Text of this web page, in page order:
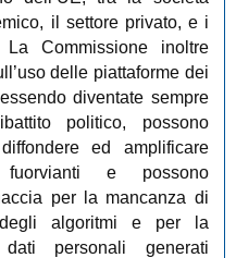
il settore privato, e i
La Commissione inoltre
delle piattaforme dei
diventate sempre
politico, possono
ed amplificare
e possono
per la mancanza di
degli algoritmi e per la
personali generati